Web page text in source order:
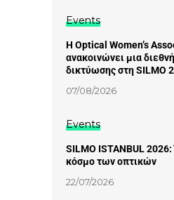
Events
Η Optical Women’s
ανακοινώνει μια
δικτύωσης στη SILMO
07/08/2026
Events
SILMO ISTANBUL 2026:
κόσμο των οπτικών
22/07/2026